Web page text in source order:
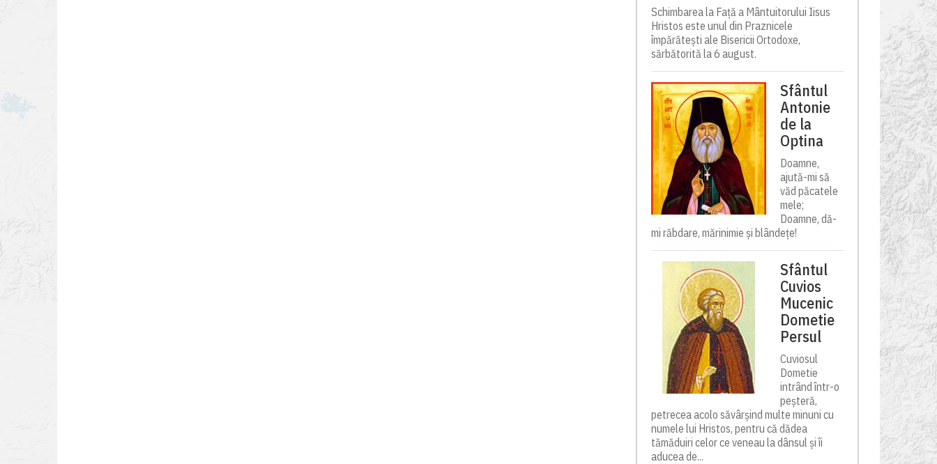
Schimbarea la Față a Mântuitorului Iisus
Hristos este unul din Praznicele
împărătești ale Bisericii Ortodoxe,
sărbătorită la 6 august.
Sfântul
Antonie
de la
Optina
Doamne,
ajută-mi să
văd păcatele
mele;
Doamne, dă-
mi răbdare, mărinimie şi blândeţe!
Sfântul
Cuvios
Mucenic
Dometie
Persul
Cuviosul
Dometie
intrând într-o
peșteră,
petrecea acolo săvârșind multe minuni cu
numele lui Hristos, pentru că dădea
tămăduiri celor ce veneau la dânsul și îi
aducea de...